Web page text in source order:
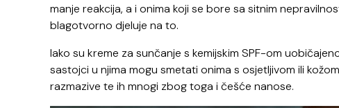
manje reakcija, a i onima koji se bore sa sitnim
blagotvorno djeluje na to.
Iako su kreme za sunčanje s kemijskim SPF-om
sastojci u njima mogu smetati onima s osjetljivom ili
razmazive te ih mnogi zbog toga i češće nanose.